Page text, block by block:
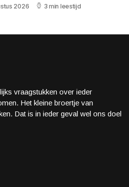
2026 3 min leestijd
vraagstukken over ieder
Het kleine broertje van
Dat is in ieder geval wel ons doel